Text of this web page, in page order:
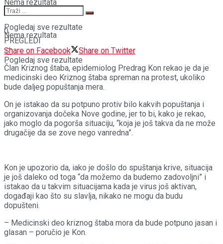
Nema rezultata
Pogledaj sve rezultate
Nema rezultata
Pogledaj sve rezultate
0
PREGLEDI
Share on Facebook
Share on Twitter
Član Kriznog štaba, epidemiolog Predrag Kon rekao je da je
medicinski deo Kriznog štaba spreman na protest, ukoliko
bude daljeg popuštanja mera.
On je istakao da su potpuno protiv bilo kakvih popuštanja i
organizovanja dočeka Nove godine, jer to bi, kako je rekao,
jako moglo da pogorša situaciju, “koja je još takva da ne može
drugačije da se zove nego vanredna”.
Kon je upozorio da, iako je došlo do spuštanja krive, situacija
je još daleko od toga “da možemo da budemo zadovoljni” i
istakao da u takvim situacijama kada je virus još aktivan,
događaji kao što su slavlja, nikako ne mogu da budu
dopušteni.
– Medicinski deo kriznog štaba mora da bude potpuno jasan i
glasan – poručio je Kon.